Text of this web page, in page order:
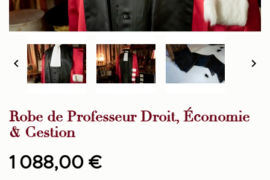
 
Robe de Professeur Droit, Économie
& Gestion
1 088,00 €